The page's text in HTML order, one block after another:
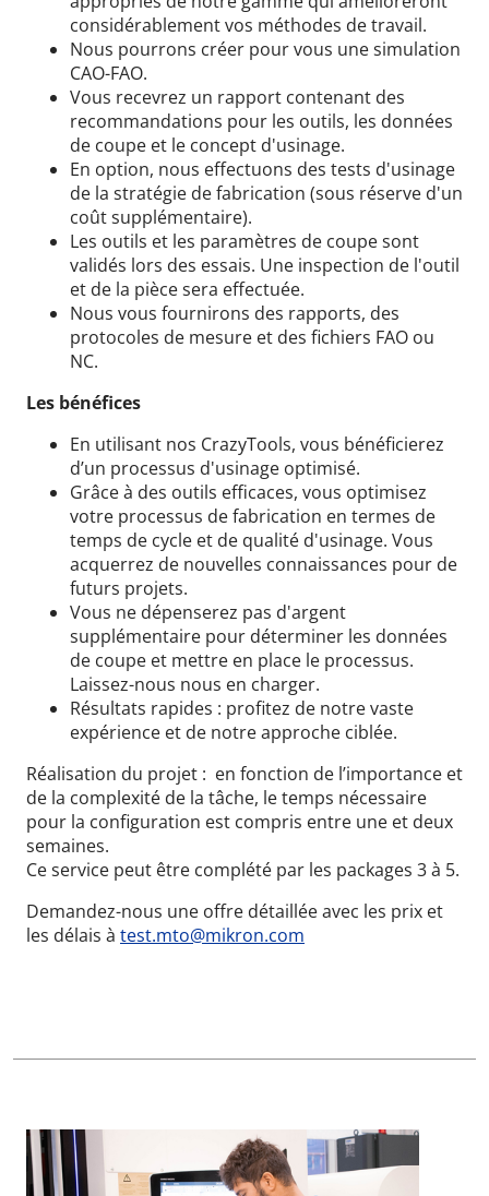
considérablement vos méthodes de travail.
Nous pourrons créer pour vous une simulation
CAO-FAO.
Vous recevrez un rapport contenant des
recommandations pour les outils, les données
de coupe et le concept d'usinage.
En option, nous effectuons des tests d'usinage
de la stratégie de fabrication (sous réserve d'un
coût supplémentaire).
Les outils et les paramètres de coupe sont
validés lors des essais. Une inspection de l'outil
et de la pièce sera effectuée.
Nous vous fournirons des rapports, des
protocoles de mesure et des fichiers FAO ou
NC.
Les bénéfices
En utilisant nos CrazyTools, vous bénéficierez
d’un processus d'usinage optimisé.
Grâce à des outils efficaces, vous optimisez
votre processus de fabrication en termes de
temps de cycle et de qualité d'usinage. Vous
acquerrez de nouvelles connaissances pour de
futurs projets.
Vous ne dépenserez pas d'argent
supplémentaire pour déterminer les données
de coupe et mettre en place le processus.
Laissez-nous nous en charger.
Résultats rapides : profitez de notre vaste
expérience et de notre approche ciblée.
Réalisation du projet : en fonction de l’importance et
de la complexité de la tâche, le temps nécessaire
pour la configuration est compris entre une et deux
semaines.
Ce service peut être complété par les packages 3 à 5.
Demandez-nous une offre détaillée avec les prix et
les délais à test.mto@mikron.com